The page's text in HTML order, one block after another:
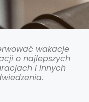
wakacje
o najlepszych
i innych